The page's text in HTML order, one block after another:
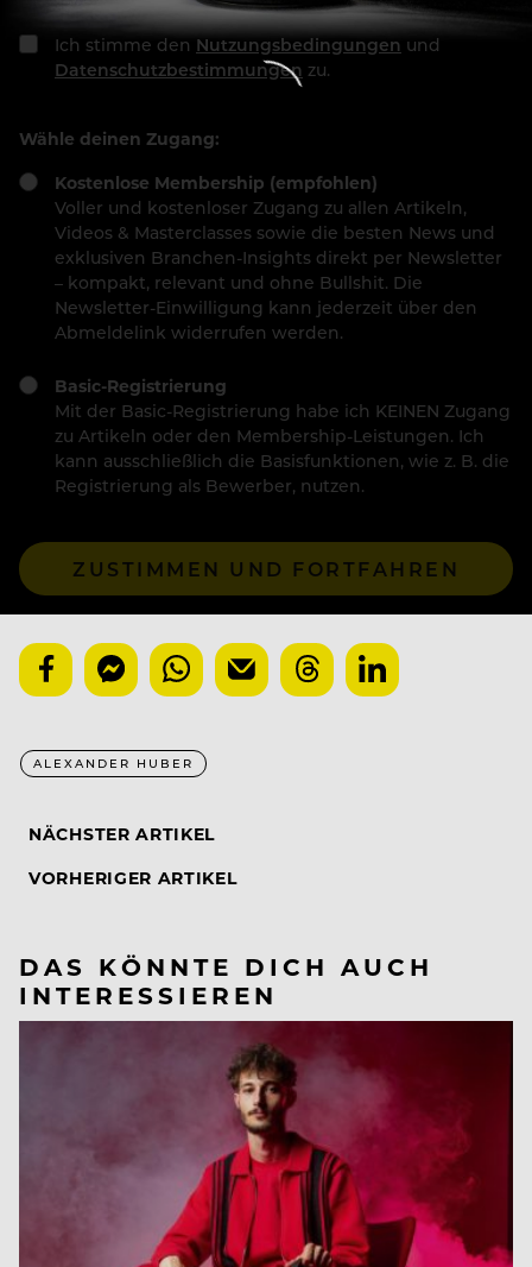
Ich stimme den Nutzungsbedingungen und
Datenschutzbestimmungen zu.
Wähle deinen Zugang:
Kostenlose Membership (empfohlen)
Voller und kostenloser Zugang zu allen Artikeln,
Videos & Masterclasses sowie die besten News und
exklusiven Branchen-Insights direkt per Newsletter
– kompakt, relevant und ohne Bullshit. Die
Newsletter-Einwilligung kann jederzeit über den
Abmeldelink widerrufen werden.
Basic-Registrierung
Mit der Basic-Registrierung habe ich KEINEN Zugang
zu Artikeln oder den Membership-Leistungen. Ich
kann ausschließlich die Basisfunktionen, wie z. B. die
Registrierung als Bewerber, nutzen.
ZUSTIMMEN UND FORTFAHREN
ALEXANDER HUBER
NÄCHSTER ARTIKEL
VORHERIGER ARTIKEL
DAS KÖNNTE DICH AUCH
INTERESSIEREN